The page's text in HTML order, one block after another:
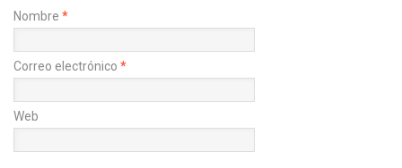
Nombre *
Correo electrónico *
Web